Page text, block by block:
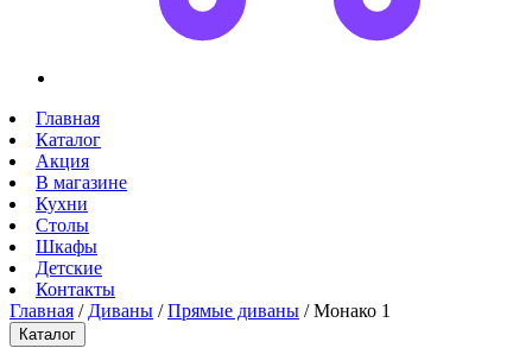
Главная
Каталог
Акция
В магазине
Кухни
Столы
Шкафы
Детские
Контакты
Главная / Диваны /Прямые диваны / Монако 1
Каталог